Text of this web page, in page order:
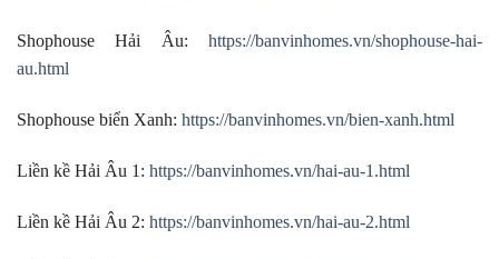
Shophouse Hải Âu: https://banvinhomes.vn/shophouse-hai-
au.html
Shophouse biển Xanh: https://banvinhomes.vn/bien-xanh.html
Liền kề Hải Âu 1: https://banvinhomes.vn/hai-au-1.html
Liền kề Hải Âu 2: https://banvinhomes.vn/hai-au-2.html